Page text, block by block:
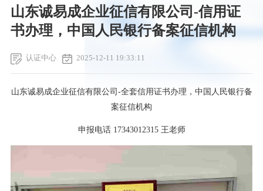
山东诚易成企业征信有限公司-信用证
书办理，中国人民银行备案征信机构
认证中心 2025-12-11 19:33:11
山东诚易成企业征信有限公司-全套信用证书办理，中国人民银行备
案征信机构
申报电话 17343012315 王老师